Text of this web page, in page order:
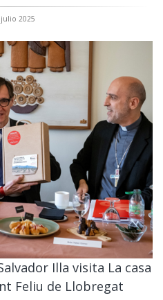
2025
Illa visita La casa
Feliu de Llobregat